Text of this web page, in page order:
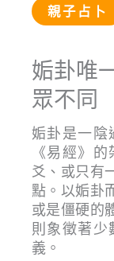
親子占卜
姤卦唯
眾不同
姤卦是一陰
《易經》
爻、或只有
點。以姤卦
或是僵硬的
則象徵著少
義。